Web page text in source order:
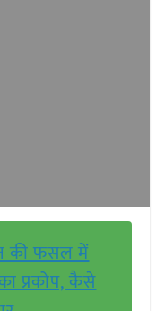
की फसल में
प्रकोप, कैसे